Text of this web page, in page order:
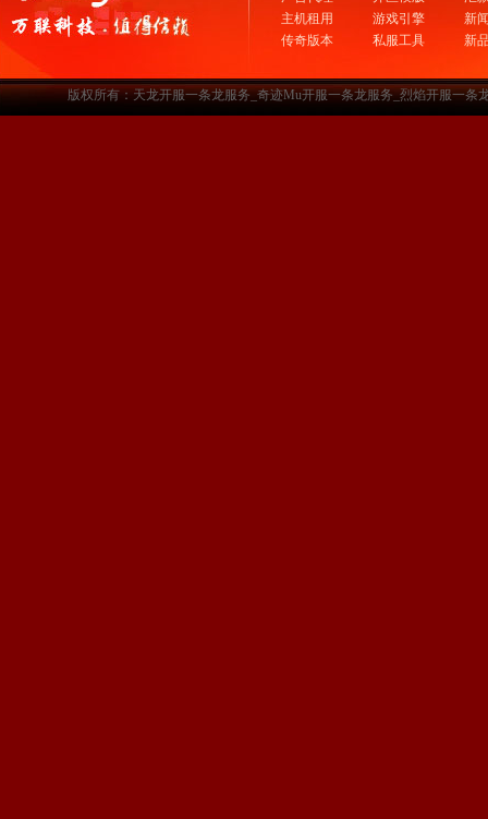
主机租用
传奇版本
游戏引擎
私服工具
新
新
版权所有：天龙开服一条龙服务_奇迹Mu开服一条龙服务_烈焰开服一条